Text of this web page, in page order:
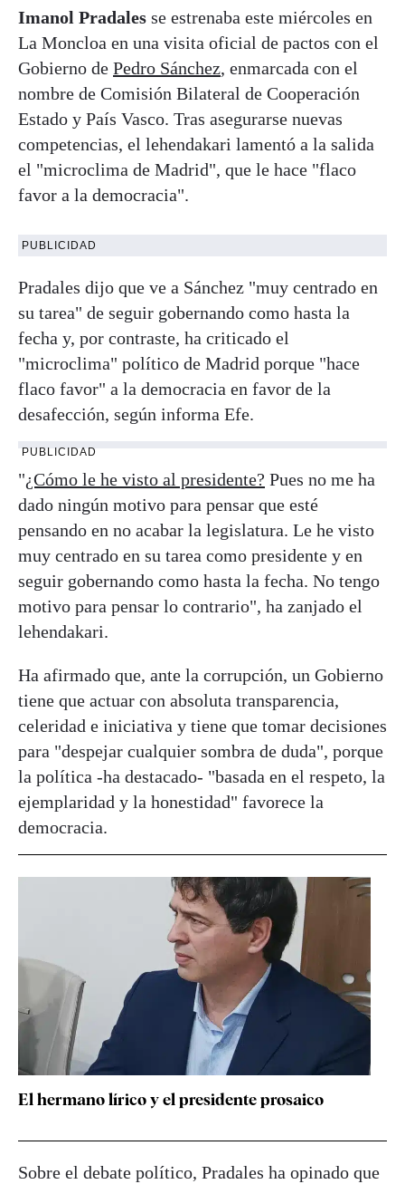
Imanol Pradales se estrenaba este miércoles en
La Moncloa en una visita oficial de pactos con el
Gobierno de Pedro Sánchez, enmarcada con el
nombre de Comisión Bilateral de Cooperación
Estado y País Vasco. Tras asegurarse nuevas
competencias, el lehendakari lamentó a la salida
el "microclima de Madrid", que le hace "flaco
favor a la democracia".
PUBLICIDAD
Pradales dijo que ve a Sánchez "muy centrado en
su tarea" de seguir gobernando como hasta la
fecha y, por contraste, ha criticado el
"microclima" político de Madrid porque "hace
flaco favor" a la democracia en favor de la
desafección, según informa Efe.
PUBLICIDAD
"¿Cómo le he visto al presidente? Pues no me ha
dado ningún motivo para pensar que esté
pensando en no acabar la legislatura. Le he visto
muy centrado en su tarea como presidente y en
seguir gobernando como hasta la fecha. No tengo
motivo para pensar lo contrario", ha zanjado el
lehendakari.
Ha afirmado que, ante la corrupción, un Gobierno
tiene que actuar con absoluta transparencia,
celeridad e iniciativa y tiene que tomar decisiones
para "despejar cualquier sombra de duda", porque
la política -ha destacado- "basada en el respeto, la
ejemplaridad y la honestidad" favorece la
democracia.
El hermano lírico y el presidente prosaico
Sobre el debate político, Pradales ha opinado que